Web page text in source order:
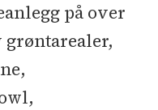
på over
grøntarealer,